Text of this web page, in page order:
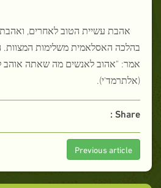
אהבת עשיית הטוב לאחרים,
בהלכה האסלאמית משלימות המצוות.
אמר: "אהוב לאנשים מה שאתה אוהב
(אלתרמד'י).
Share :
Previous article